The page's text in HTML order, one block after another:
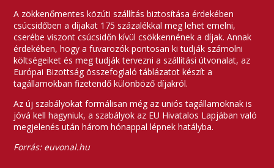
A zökkenőmentes közúti szállítás biztosítása érdekében
csúcsidőben a díjakat 175 százalékkal meg lehet emelni,
cserébe viszont csúcsidőn kívül csökkennének a díjak. Annak
érdekében, hogy a fuvarozók pontosan ki tudják számolni
költségeiket és meg tudják tervezni a szállítási útvonalat, az
Európai Bizottság összefoglaló táblázatot készít a
tagállamokban fizetendő különböző díjakról.
Az új szabályokat formálisan még az uniós tagállamoknak is
jóvá kell hagyniuk, a szabályok az EU Hivatalos Lapjában való
megjelenés után három hónappal lépnek hatályba.
Forrás: euvonal.hu